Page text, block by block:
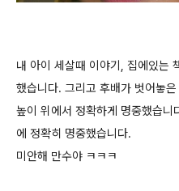
내 아이 세살때 이야기, 집에있는
했습니다. 그리고 후배가 벗어놓
높이 위에서 정확하게 명중했습
에 정확히 명중했습니다.
미안해 만수야 ㅋㅋㅋ